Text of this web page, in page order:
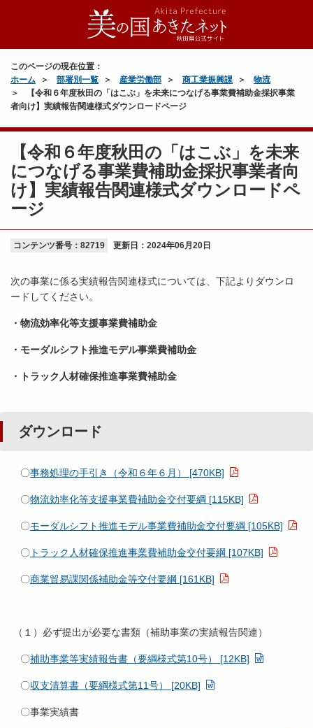
このページの現在位置：
ホーム
部署別一覧 産業労働部 商工業振興課
物流
【令和６年度秋田の「はこぶ」を未来につなげる事業費補助金採択事業
者向け】実績報告関連様式ダウンロードページ
【令和６年度秋田の「はこぶ」を未来
につなげる事業費補助金採択事業者向
け】実績報告関連様式ダウンロードペ
ージ
コンテンツ番号：82719 更新日： 2024年06月20日
次の事業に係る実績報告関連様式については、下記よりダウンロ
ードしてください。
・物流効率化等支援事業費補助金
・モーダルシフト推進モデル事業費補助金
・トラック人材確保推進事業費補助金
ダウンロード
〇事務処理の手引き（令和６年６月） [470KB]
〇物流効率化等支援事業費補助金交付要綱 [115KB]
〇モーダルシフト推進モデル事業費補助金交付要綱 [105KB]
〇 トラック人材確保推進事業費補助金交付要綱 [107KB]
〇商業貿易課関係補助金等交付要綱 [161KB]
（１）必ず提出が必要な書類（補助事業の実績報告関連）
〇補助事業等実績報告書（要綱様式第10号） [12KB]
〇収支清算書（要綱様式第11号） [20KB]
〇事業実績書